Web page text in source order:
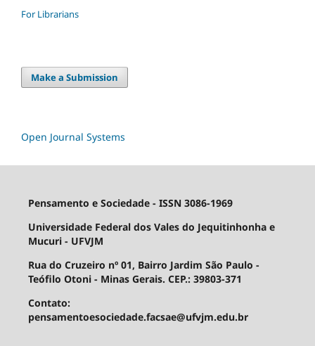
For Librarians
Make a Submission
Open Journal Systems
Pensamento e Sociedade - ISSN 3086-1969
Universidade Federal dos Vales do Jequitinhonha e
Mucuri - UFVJM
Rua do Cruzeiro nº 01, Bairro Jardim São Paulo -
Teófilo Otoni - Minas Gerais. CEP.: 39803-371
Contato:
pensamentoesociedade.facsae@ufvjm.edu.br